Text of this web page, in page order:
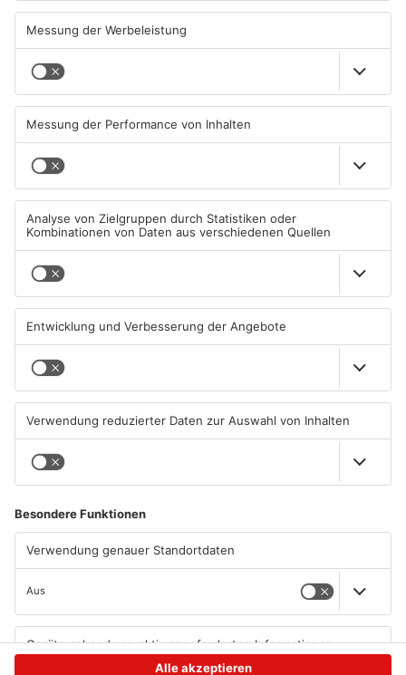
Igel verursacht
Polizeieinsatz in Mühlheimer
Supermarkt
04.08.2026, 07:54 UHR IN KREIS
Hier brauchen Autofahrer in
04.08.2026, 06:47 UHR IN KREIS